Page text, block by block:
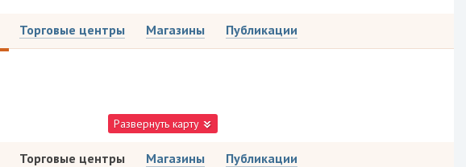
Торговые центры Магазины Публикации
Развернуть карту
Торговые центры Магазины Публикации